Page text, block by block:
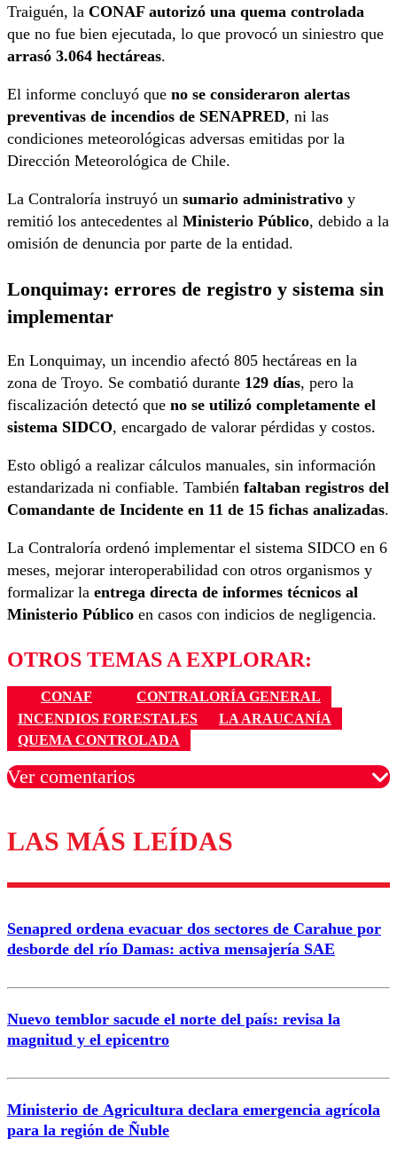
Traiguén, la CONAF autorizó una quema controlada
que no fue bien ejecutada, lo que provocó un siniestro que
arrasó 3.064 hectáreas.
El informe concluyó que no se consideraron alertas
preventivas de incendios de SENAPRED, ni las
condiciones meteorológicas adversas emitidas por la
Dirección Meteorológica de Chile.
La Contraloría instruyó un sumario administrativo y
remitió los antecedentes al Ministerio Público, debido a la
omisión de denuncia por parte de la entidad.
Lonquimay: errores de registro y sistema sin
implementar
En Lonquimay, un incendio afectó 805 hectáreas en la
zona de Troyo. Se combatió durante 129 días, pero la
fiscalización detectó que no se utilizó completamente el
sistema SIDCO, encargado de valorar pérdidas y costos.
Esto obligó a realizar cálculos manuales, sin información
estandarizada ni confiable. También faltaban registros del
Comandante de Incidente en 11 de 15 fichas analizadas.
La Contraloría ordenó implementar el sistema SIDCO en 6
meses, mejorar interoperabilidad con otros organismos y
formalizar la entrega directa de informes técnicos al
Ministerio Público en casos con indicios de negligencia.
OTROS TEMAS A EXPLORAR:
CONAF
CONTRALORÍA GENERAL
INCENDIOS FORESTALES
LA ARAUCANÍA
QUEMA CONTROLADA
Ver comentarios
Los comentarios son moderados para garantizar un
diálogo respetuoso.
Correo
LAS MÁS LEÍDAS
Senapred ordena evacuar dos sectores de Carahue por
desborde del río Damas: activa mensajería SAE
Nuevo temblor sacude el norte del país: revisa la
magnitud y el epicentro
Ministerio de Agricultura declara emergencia agrícola
para la región de Ñuble